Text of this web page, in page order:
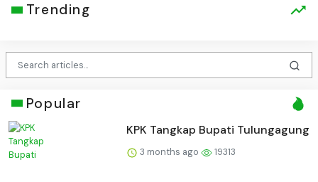
Trending
Popular
KPK Tangkap Bupati Tulungagung
3 months ago 19313